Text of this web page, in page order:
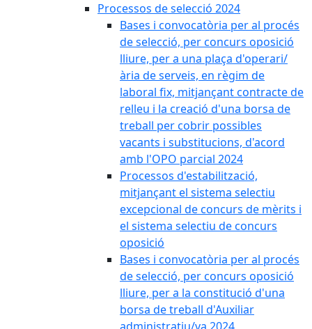
Processos de selecció 2024
Bases i convocatòria per al procés
de selecció, per concurs oposició
lliure, per a una plaça d'operari/
ària de serveis, en règim de
laboral fix, mitjançant contracte de
relleu i la creació d'una borsa de
treball per cobrir possibles
vacants i substitucions, d'acord
amb l'OPO parcial 2024
Processos d'estabilització,
mitjançant el sistema selectiu
excepcional de concurs de mèrits i
el sistema selectiu de concurs
oposició
Bases i convocatòria per al procés
de selecció, per concurs oposició
lliure, per a la constitució d'una
borsa de treball d'Auxiliar